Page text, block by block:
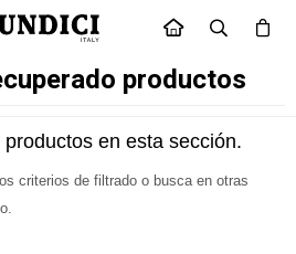
INICIO
productos
productos en esta sección.
criterios de filtrado o busca en otras